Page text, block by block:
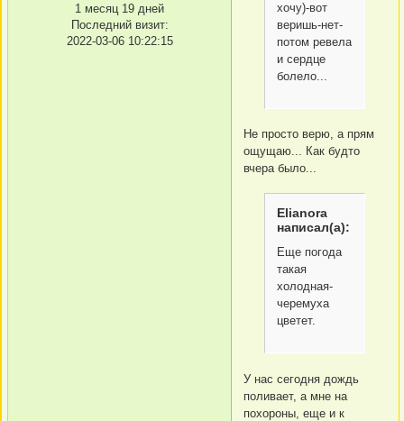
1 месяц 19 дней
Последний визит:
2022-03-06 10:22:15
хочу)-вот
веришь-нет-
потом ревела
и сердце
болело...
Не просто верю, а прям
ощущаю... Как будто
вчера было...
Elianora
написал(а):
Еще погода
такая
холодная-
черемуха
цветет.
У нас сегодня дождь
поливает, а мне на
похороны, еще и к